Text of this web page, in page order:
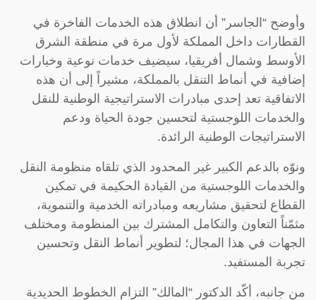
وأوضح “الجاسر” أن انطلاق هذه الخدمات الفاخرة في
القطارات داخل المملكة لأول مرة في منطقة الشرق
الأوسط وشمال أفريقيا، سيضيف خدمات نوعية وخيارات
إضافية في أنماط التنقل بالمملكة، مشيراً إلى أن هذه
الاتفاقية تعد إحدى مبادرات الاستراتيجية الوطنية للنقل
والخدمات اللوجستية لتحسين جودة الحياة ودعم
الاستراتيجات الوطنية الرائدة.
ونوّه بالدعم الكبير غير المحدود الذي تلقاه منظومة النقل
والخدمات اللوجستية من القيادة الحكيمة في تمكين
القطاع لتحقيق مشاريعه ومبادراته الخدمية والتنموية،
مثمّناً التعاون والتكامل المشترك بين المنظومة ومختلف
الجهات في هذا المجال؛ لتطوير أنماط النقل وتحسين
تجربة المستفيد.
من جانبه، أكّد الدكتور “المالك” التزام الخطوط الحديدية